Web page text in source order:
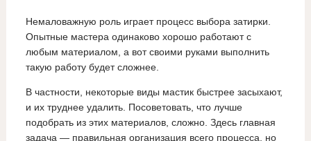
Немаловажную роль играет процесс выбора затирки.
Опытные мастера одинаково хорошо работают с
любым материалом, а вот своими руками выполнить
такую работу будет сложнее.
В частности, некоторые виды мастик быстрее засыхают,
и их труднее удалить. Посоветовать, что лучше
подобрать из этих материалов, сложно. Здесь главная
задача — правильная организация всего процесса, но